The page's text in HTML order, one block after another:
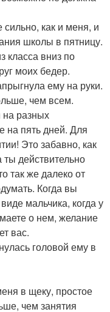
сильно, как и меня, и
школы в пятницу.
класса вниз по
моих бедер.
ему на руки.
чем всем.
разных
на пять дней. Для
Это забавно, как
ты действительно
так же далеко от
Когда вы
мальчика, когда у
о нем, желание
вас.
головой ему в
в щеку, простое
чем занятия